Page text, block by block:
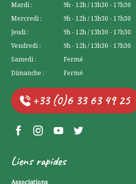
Mardi :
9h - 12h / 13h30 - 17h30
Mercredi :
9h - 12h / 13h30 - 17h30
Jeudi :
9h - 12h / 13h30 - 17h30
Vendredi :
9h - 12h / 13h30 - 17h30
Samedi :
Fermé
Dimanche :
Fermé
+33 (0)6 33 63 49 25
Facebook Lerchenberg
Instagram Lerchenberg
YouTube Lerchenberg
Twitter Lerchenberg
Liens rapides